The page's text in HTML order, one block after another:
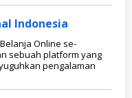
Indonesia
Online se-
sebuah platform yang
pengalaman